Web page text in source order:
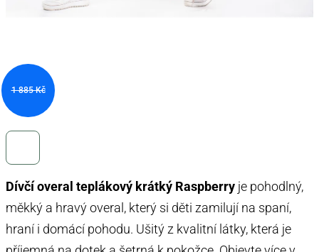
Dívčí overal teplákový krátký Raspberry je pohodlný,
měkký a hravý overal, který si děti zamilují na spaní,
hraní i domácí pohodu. Ušitý z kvalitní látky, která je
1 885 Kč